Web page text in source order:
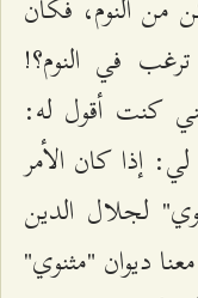
في النوم؟!
كنت أقول له:
إذا كان الأمر
لجلال الدين
ديوان "مثنوي"